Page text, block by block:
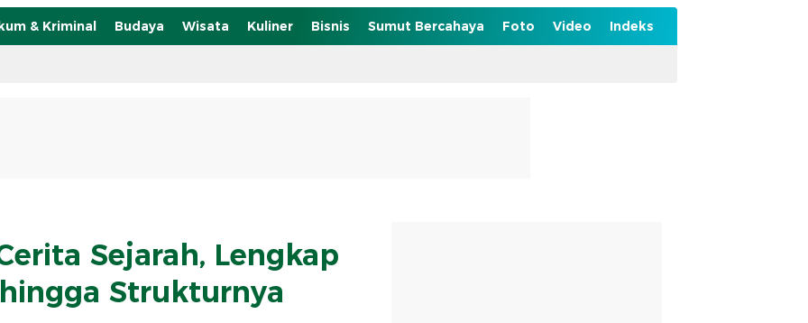
& Kriminal Budaya Wisata Kuliner Bisnis Sumut Bercahaya Foto Video Indeks
Sejarah, Lengkap
Strukturnya